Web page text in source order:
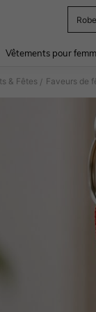
Robe
Vêtements pour
& Fêtes / Faveurs de